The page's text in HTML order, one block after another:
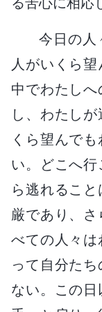
今日の人
人がいくら
中でわたし
し、わたし
くら望んで
い。どこへ
ら逃れるこ
厳であり、
べての人々
って自分た
ない。この